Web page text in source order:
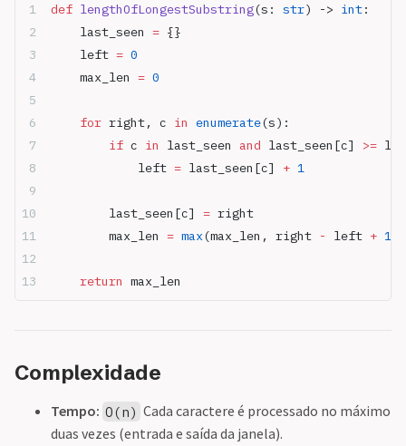
def lengthOfLongestSubstring(s: str) -> int:
    last_seen
= {}
    left
= 0
    max_len
= 0
    for
right, c in enumerate(s):
        if
c in last_seen and last_seen[c] >=
            left
= last_seen[c] + 1
        last_seen[c]
= right
        max_len
= max(max_len, right - left + 1
    return
max_len
Complexidade
Tempo: O(n) Cada caractere é processado no máximo
duas vezes (entrada e saída da janela).